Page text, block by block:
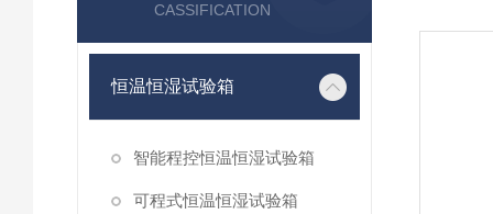
CASSIFICATION
恒温恒湿试验箱
智能程控恒温恒湿试验箱
可程式恒温恒湿试验箱